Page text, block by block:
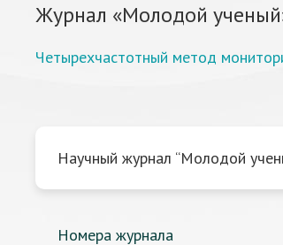
Журнал «Молодой
Четырехчастотный метод
Научный журнал “Молодой
Номера журнала